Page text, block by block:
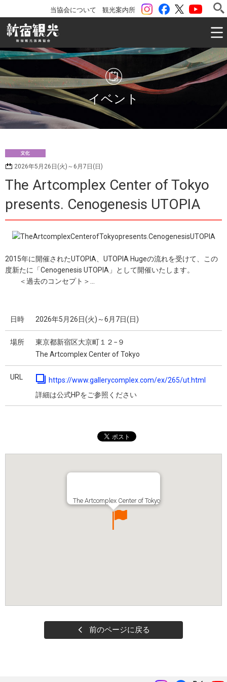
ツイッター
Facebook
instagram
観光案内所
当協会について
一般社団法人 新宿観光振興協会 Shinjuku
イベント
化 2026年5月26日(火)～6月7日(日)
The Artcomplex Center of Tokyo
presents. Cenogenesis UTOPIA
2015年に開催されたUTOPIA、UTOPIA Hugeの流れを受けて、この
度新たに「Cenogenesis UTOPIA」として開催いたします。
＜過去のコンセプト＞...
日時 2026年5月26日(火)～6月7日(日)
場所
東京都新宿区大京町１２−９
The Artcomplex Center of Tokyo
URL
https://www.gallerycomplex.com/ex/265/ut.html
詳細は公式HPをご参照ください
The Artcomplex Center of Tokyo
前のページに戻る